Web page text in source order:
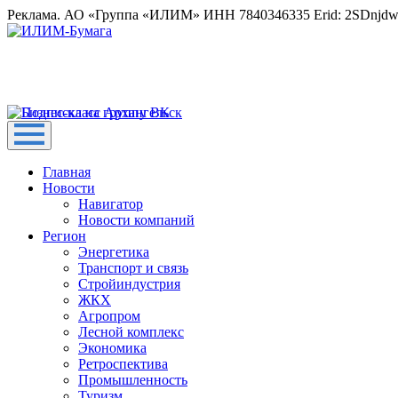
Реклама. АО «Группа «ИЛИМ» ИНН 7840346335 Erid:
Главная
Новости
Навигатор
Новости компаний
Регион
Энергетика
Транспорт и связь
Стройиндустрия
ЖКХ
Агропром
Лесной комплекс
Экономика
Ретроспектива
Промышленность